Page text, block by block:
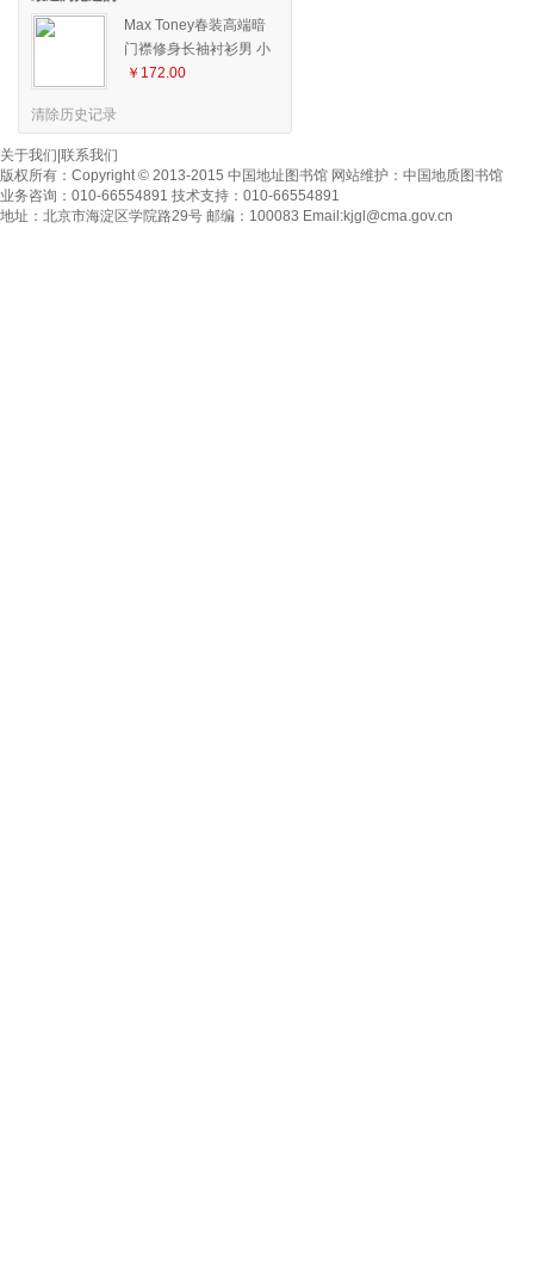
Max Toney春装高端暗
门襟修身长袖衬衫男 小
方领休闲男士衬衣 678
￥172.00
清除历史记录
关于我们 联系我们
版权所有： Copyright © 2013-2015 中国地址图书馆 网站维护： 中国地质图书馆
业务咨询：010-66554891 技术支持：010-66554891
地址：北京市海淀区学院路29号 邮编：100083 Email:kjgl@cma.gov.cn